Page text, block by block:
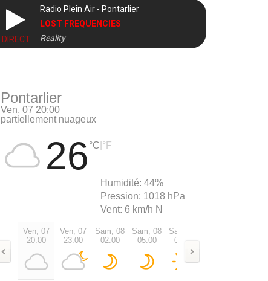
DIRECT
Radio Plein Air - Pontarlier
LOST FREQUENCIES
Reality
Pontarlier
Ven, 07 20:00
partiellement nuageux
26 °C °F
Humidité: 44%
Pression: 1018 hPa
Vent: 6 km/h N
Ven, 07
20:00
Ven, 07
23:00
Sam, 08
02:00
Sam, 08
05:00
Sam, 08
08:00